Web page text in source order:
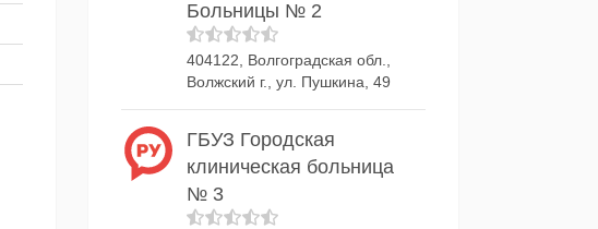
Больницы № 2
404122, Волгоградская обл.,
Волжский г., ул. Пушкина, 49
ГБУЗ Городская
клиническая больница
№ 3